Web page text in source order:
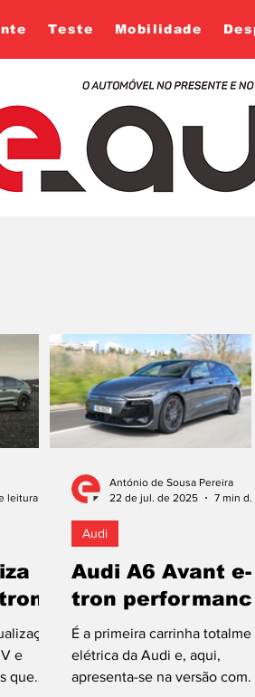
Teste Mobilidade
e
que
leitura
Audi A6 Avant e-
tron performance
É a primeira carrinha
elétrica da Audi e, aqui,
apresenta-se na versão com
Audi
António de Sousa Pereira
22 de jul. de 2025
7 min de leitura